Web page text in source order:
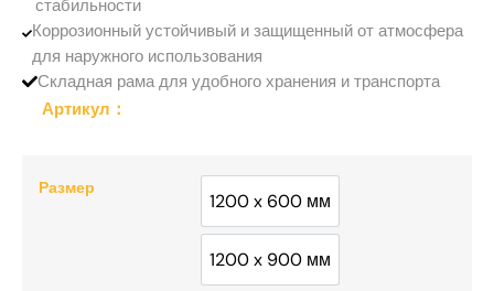
стабильности
Коррозионный устойчивый и защищенный от атмосфера
для наружного использования
Складная рама для удобного хранения и транспорта
Артикул：
Размер
1200 x 600 мм
1200 x 600 мм
1200 x 900 мм
1200 x 900 мм